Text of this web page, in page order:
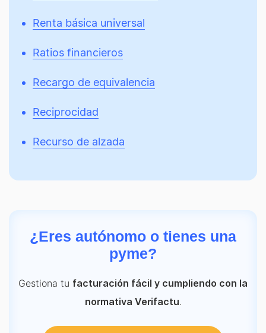
Renta básica universal
Ratios financieros
Recargo de equivalencia
Reciprocidad
Recurso de alzada
¿Eres autónomo o tienes una
pyme?
Gestiona tu facturación fácil y cumpliendo con la
normativa Verifactu.